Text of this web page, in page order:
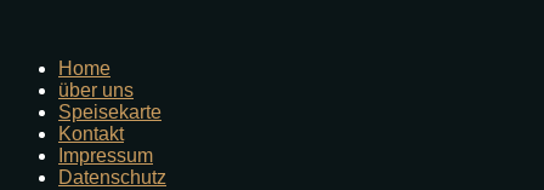
Home
über uns
Speisekarte
Kontakt
Impressum
Datenschutz